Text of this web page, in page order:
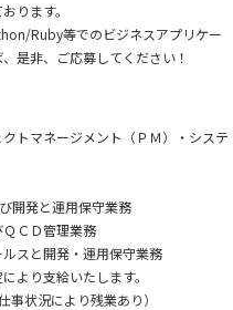
ります。
Ruby等でのビジネスアプリケー
是非、ご応募してください！
トマネージメント（ＰＭ）・システ
開発と運用保守業務
Ｄ管理業務
と開発・運用保守業務
り支給いたします。
状況により残業あり）